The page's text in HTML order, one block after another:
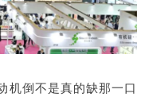
机倒不是真的缺那一口